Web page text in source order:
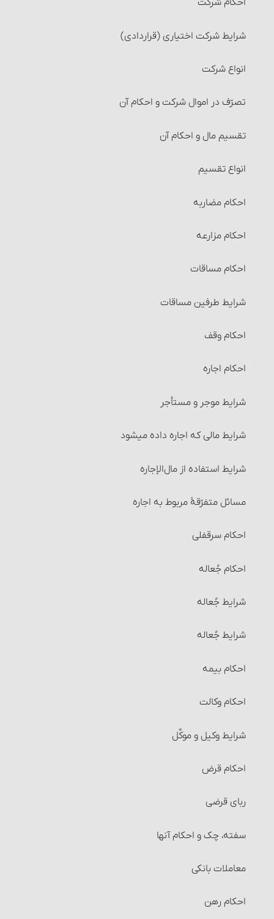
احکام شرکت
شرایط شرکت اختیاری (قراردادی)
انواع شرکت‏
تصرّف در اموال شرکت و احکام آن
تقسیم مال و احکام آن‏
انواع تقسیم‏
احکام مضاربه‏
احکام مزارعه‏
احکام مساقات‏
شرایط طرفین مساقات
احکام وقف
احکام اجاره‏
شرایط موجر و مستأجر
شرایط مالی که اجاره داده می‏شود
شرایط استفاده از مال‌الإجاره
مسائل متفرّقۀ مربوط به اجاره
احکام سرقفلی
احکام جُعاله
شرایط جُعاله‏
شرایط جُعاله‏
احکام بیمه
احکام وکالت
شرایط وکیل و موکِّل
احکام قرض
ربای قرضی
سفته، چک و احکام آنها‏
معاملات بانکی
احکام رهن‏